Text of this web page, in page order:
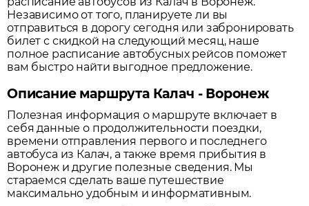
Независимо от того, планируете ли вы
отправиться в дорогу сегодня или забронировать
билет с скидкой на следующий месяц, наше
полное расписание автобусных рейсов поможет
вам быстро найти выгодное предложение.
Описание маршрута Калач - Воронеж
Полезная информация о маршруте включает в
себя данные о продолжительности поездки,
времени отправления первого и последнего
автобуса из Калач, а также время прибытия в
Воронежи другие полезные сведения. Мы
стараемся сделать ваше путешествие
максимально удобным и информативным.